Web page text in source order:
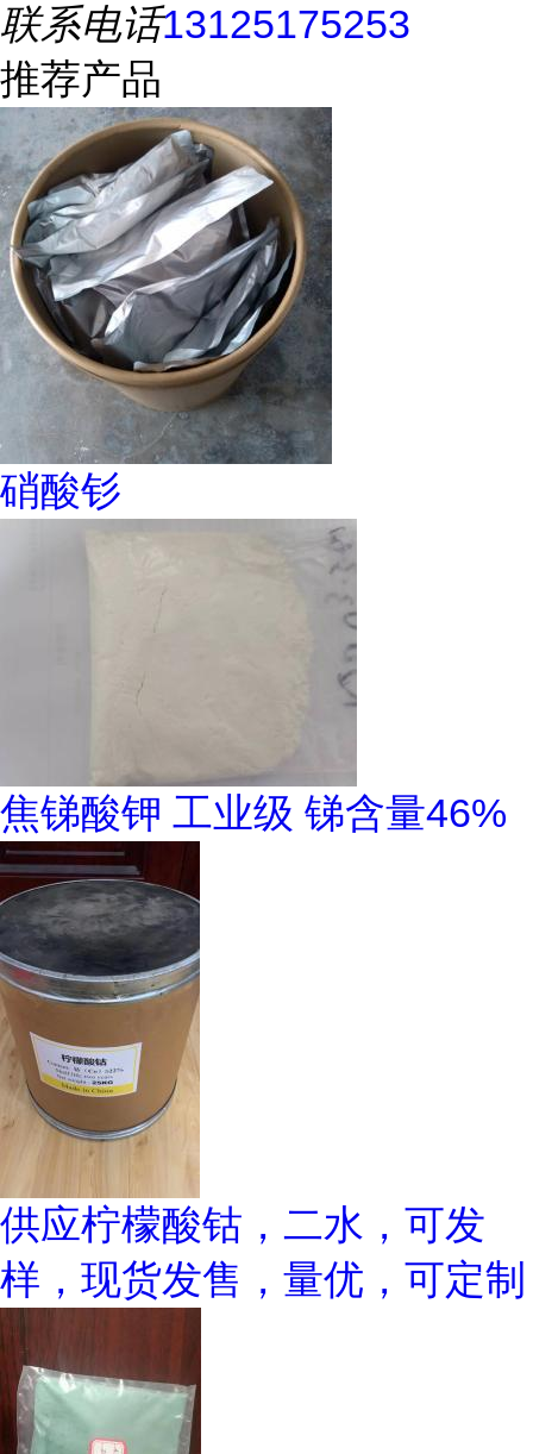
联系电话13125175253
推荐产品
硝酸钐
焦锑酸钾 工业级 锑含量46%
供应柠檬酸钴，二水，可发
样，现货发售，量优，可定制